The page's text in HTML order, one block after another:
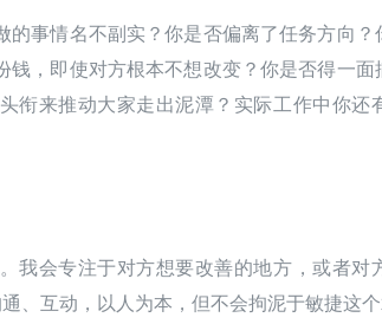
的事情名不副实？你是否偏离了任务方向？
钱，即使对方根本不想改变？你是否得一
衔来推动大家走出泥潭？实际工作中你还
我会专注于对方想要改善的地方，或者对
、互动，以人为本，但不会拘泥于敏捷这个